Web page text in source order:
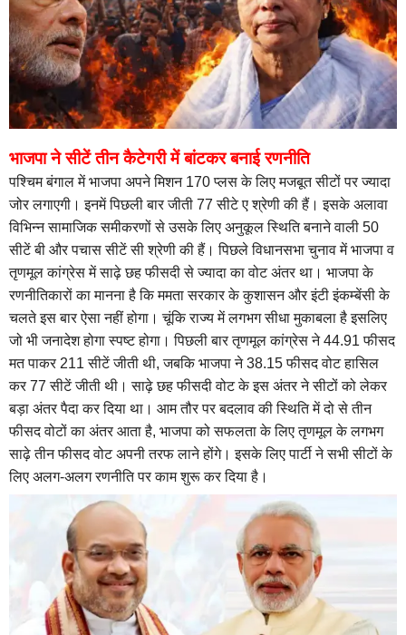
भाजपा ने सीटें तीन कैटेगरी में बांटकर बनाई रणनीति
पश्चिम बंगाल में भाजपा अपने मिशन 170 प्लस के लिए मजबूत सीटों पर ज्यादा
जोर लगाएगी। इनमें पिछली बार जीती 77 सीटे ए श्रेणी की हैं। इसके अलावा
विभिन्न सामाजिक समीकरणों से उसके लिए अनुकूल स्थिति बनाने वाली 50
सीटें बी और पचास सीटें सी श्रेणी की हैं। पिछले विधानसभा चुनाव में भाजपा व
तृणमूल कांग्रेस में साढ़े छह फीसदी से ज्यादा का वोट अंतर था। भाजपा के
रणनीतिकारों का मानना है कि ममता सरकार के कुशासन और इंटी इंकम्बेंसी के
चलते इस बार ऐसा नहीं होगा। चूंकि राज्य में लगभग सीधा मुकाबला है इसलिए
जो भी जनादेश होगा स्पष्ट होगा। पिछली बार तृणमूल कांग्रेस ने 44.91 फीसद
मत पाकर 211 सीटें जीती थी, जबकि भाजपा ने 38.15 फीसद वोट हासिल
कर 77 सीटें जीती थी। साढ़े छह फीसदी वोट के इस अंतर ने सीटों को लेकर
बड़ा अंतर पैदा कर दिया था। आम तौर पर बदलाव की स्थिति में दो से तीन
फीसद वोटों का अंतर आता है, भाजपा को सफलता के लिए तृणमूल के लगभग
साढ़े तीन फीसद वोट अपनी तरफ लाने होंगे। इसके लिए पार्टी ने सभी सीटों के
लिए अलग-अलग रणनीति पर काम शुरू कर दिया है।